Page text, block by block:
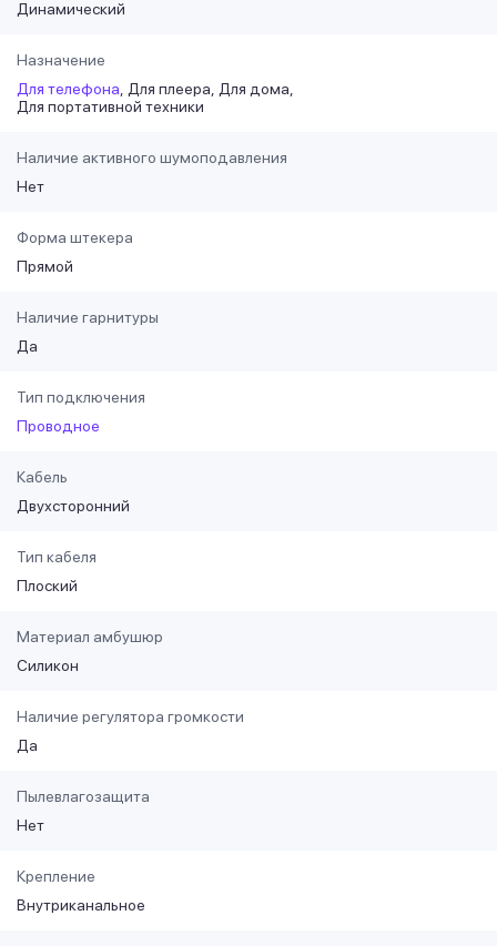
Динамический
Назначение
Для телефона
Для плеера
Для дома
Для портативной техники
Наличие активного шумоподавления
Нет
Форма штекера
Прямой
Наличие гарнитуры
Да
Тип подключения
Проводное
Кабель
Двухсторонний
Тип кабеля
Плоский
Материал амбушюр
Силикон
Наличие регулятора громкости
Да
Пылевлагозащита
Нет
Крепление
Внутриканальное